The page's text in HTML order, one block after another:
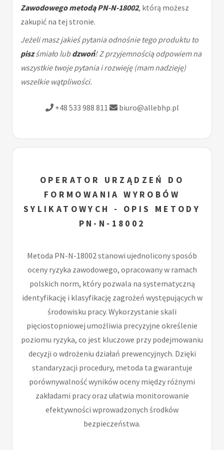
Zawodowego metodą PN-N-18002, którą możesz
zakupić na tej stronie.
Jeżeli masz jakieś pytania odnośnie tego produktu to
piszśmiało lubdzwoń! Z przyjemnością odpowiem na
wszystkie twoje pytania i rozwieję (mam nadzieję)
wszelkie wątpliwości.
+48 533 988 811 biuro@allebhp.pl
OPERATOR URZĄDZEŃ DO
FORMOWANIA WYROBÓW
SYLIKATOWYCH - OPIS METODY
PN-N-18002
Metoda PN-N-18002 stanowi ujednolicony sposób
oceny ryzyka zawodowego, opracowany w ramach
polskich norm, który pozwala na systematyczną
identyfikację i klasyfikację zagrożeń występujących w
środowisku pracy. Wykorzystanie skali
pięciostopniowej umożliwia precyzyjne określenie
poziomu ryzyka, co jest kluczowe przy podejmowaniu
decyzji o wdrożeniu działań prewencyjnych. Dzięki
standaryzacji procedury, metoda ta gwarantuje
porównywalność wyników oceny między różnymi
zakładami pracy oraz ułatwia monitorowanie
efektywności wprowadzonych środków
bezpieczeństwa.